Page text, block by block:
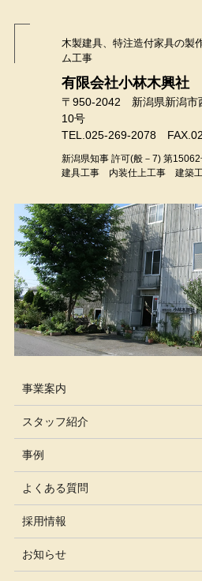
木製建具、特注造付家具の製
ム工事
有限会社小林木興社
〒950-2042 新潟県新潟市
10号
TEL.025-269-2078
新潟県知事 許可(般－7) 第15062
建具工事 内装仕上工事 建築
事業案内
スタッフ紹介
事例
よくある質問
採用情報
お知らせ